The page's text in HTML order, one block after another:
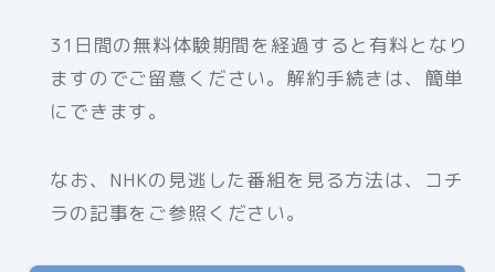
31日間の無料体験期間を経過すると有料となり
ますのでご留意ください。解約手続きは、簡単
にできます。
なお、NHKの見逃した番組を見る方法は、コチ
ラの記事をご参照ください。